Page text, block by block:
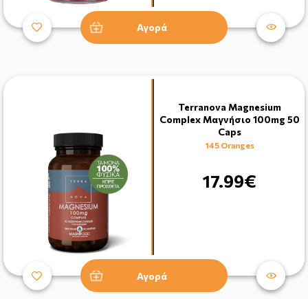
Αγορά
Terranova Magnesium
Complex Μαγνήσιο 100mg 50
Caps
145 Oranges
17.99€
Αγορά